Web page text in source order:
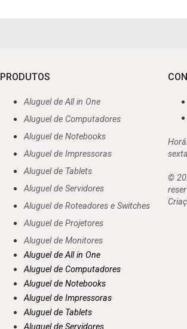
PRODUTOS
Aluguel de All in One
Aluguel de Computadores
Aluguel de Notebooks
Aluguel de Impressoras
Aluguel de Tablets
Aluguel de Servidores
Aluguel de Roteadores e Switches
Aluguel de Projetores
Aluguel de Monitores
Aluguel de All in One
Aluguel de Computadores
Aluguel de Notebooks
Aluguel de Impressoras
Aluguel de Tablets
Aluguel de Servidores
©